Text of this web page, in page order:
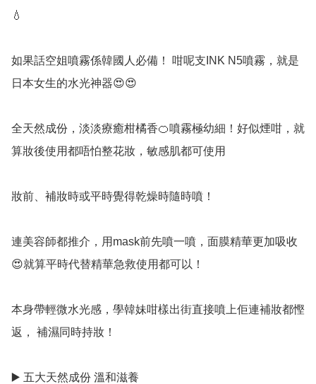
💧
如果話空姐噴霧係韓國人必備！ 咁呢支INK N5噴霧，就是
日本女生的水光神器😍😍
全天然成份，淡淡療癒柑橘香🍊噴霧極幼細！好似煙咁，就
算妝後使用都唔怕整花妝，敏感肌都可使用
妝前、補妝時或平時覺得乾燥時隨時噴！
連美容師都推介，用mask前先噴一噴，面膜精華更加吸收
😍就算平時代替精華急救使用都可以！
本身帶輕微水光感，學韓妹咁樣出街直接噴上佢連補妝都慳
返， 補濕同時持妝！
▶️ 五大天然成份 溫和滋養